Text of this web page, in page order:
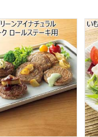
セット【夏の贈りも
チュラルポーク焼
ュ グリーンアイナい